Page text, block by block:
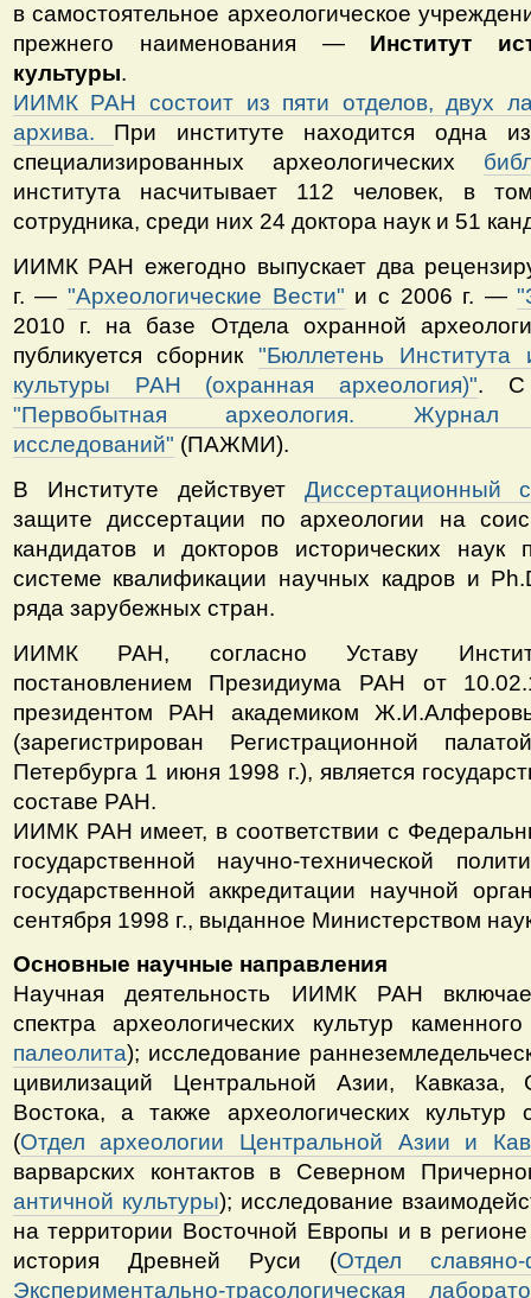
в самостоятельное археологическое
прежнего наименования — Институт
культуры.
ИИМК РАН состоит из пяти отделов, двух
архива. При институте находится одна
специализированных археологических
института насчитывает 112 человек, в
сотрудника, среди них 24 доктора наук и 51
ИИМК РАН ежегодно выпускает два
г. — "Археологические Вести" и с 2006 г. —
2010 г. на базе Отдела охранной
публикуется сборник"Бюллетень Института
культуры РАН (охранная археология)". С
"Первобытная археология. Журнал
исследований" (ПАЖМИ).
В Институте действует Диссертационный
защите диссертации по археологии на
кандидатов и докторов исторических
системе квалификации научных кадров и
ряда зарубежных стран.
ИИМК РАН, согласно Уставу
постановлением Президиума РАН от
президентом РАН академиком
(зарегистрирован Регистрационной
Петербурга 1 июня 1998 г.), является
составе РАН.
ИИМК РАН имеет, в соответствии с
государственной научно-технической
государственной аккредитации научной
сентября 1998 г., выданное Министерством
Основные научные направления
Научная деятельность ИИМК РАН
спектра археологических культур
палеолита); исследование
цивилизаций Центральной Азии, Кавказа,
Востока, а также археологических культур
(Отдел археологии Центральной Азии и
варварских контактов в Северном
античной культуры); исследование
на территории Восточной Европы и в
история Древней Руси (Отдел
Экспериментально-трасологическая